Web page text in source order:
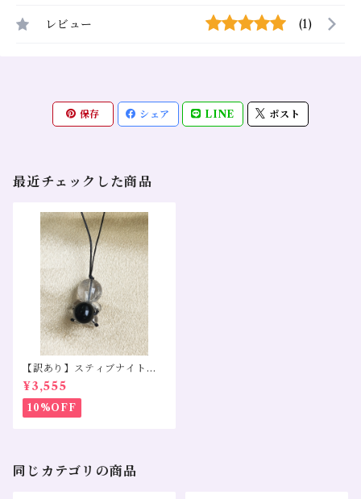
レビュー (1)
保存 シェア LINE ポスト
最近チェックした商品
【訳あり】スティブナイトイ
ンクォーツ モリオン 水晶
¥3,555
10%OFF
同じカテゴリの商品